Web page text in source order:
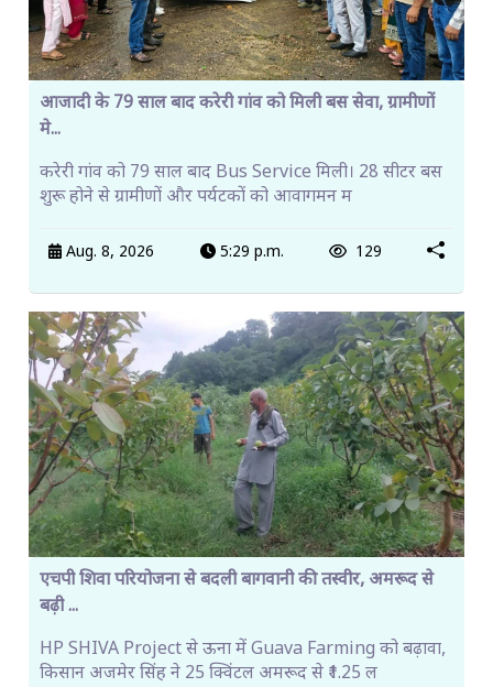
आजादी के 79 साल बाद करेरी गांव को मिली बस सेवा, ग्रामीणों
मे...
करेरी गांव को 79 साल बाद Bus Service मिली। 28 सीटर बस
शुरू होने से ग्रामीणों और पर्यटकों को आवागमन म
Aug. 8, 2026 5:29 p.m. 129
एचपी शिवा परियोजना से बदली बागवानी की तस्वीर, अमरूद से
बढ़ी ...
HP SHIVA Project से ऊना में Guava Farming को बढ़ावा,
किसान अजमेर सिंह ने 25 क्विंटल अमरूद से ₹1.25 ल